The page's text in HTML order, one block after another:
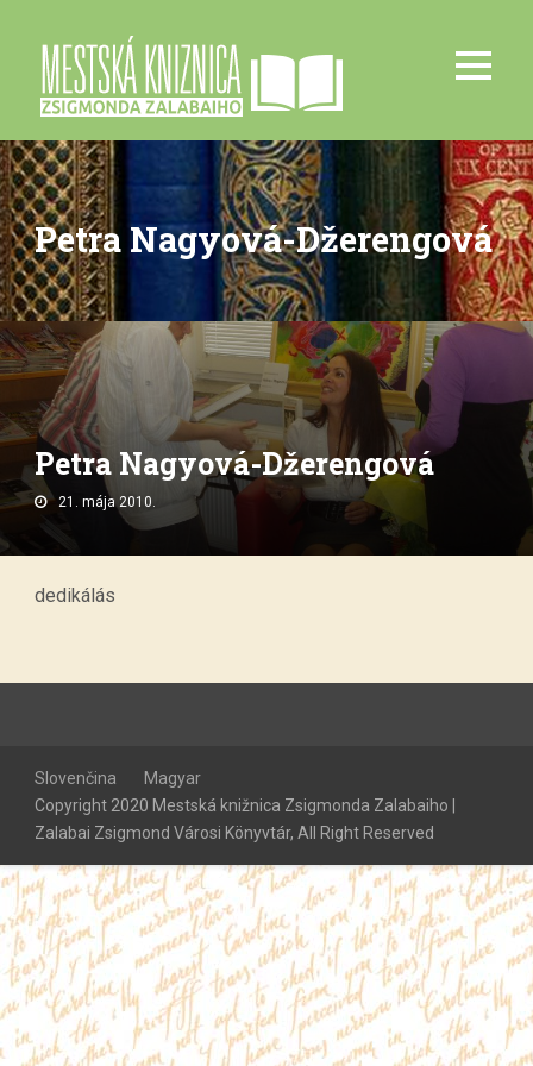
Petra Nagyová-Džerengová
Petra Nagyová-Džerengová
21. mája 2010.
dedikálás
Slovenčina
Magyar
Copyright 2020 Mestská knižnica Zsigmonda Zalabaiho |
Zalabai Zsigmond Városi Könyvtár, All Right Reserved